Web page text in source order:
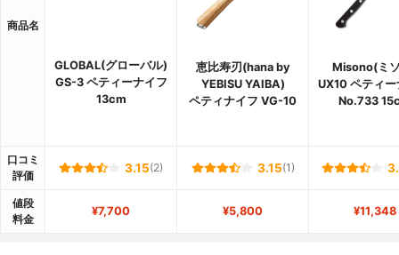
商品名
GLOBAL(グローバル)
GS-3 ペティーナイフ
13cm
恵比寿刃(hana by
YEBISU YAIBA)
ペティナイフ VG-10
Misono(ミ
UX10 ペティ
No.733
口コミ
評価
3.15(2) 3.15(1)
値段
料金
¥7,700 ¥5,800 ¥11,348